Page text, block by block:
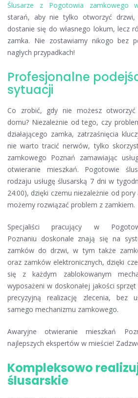
Ślusarze z Pogotowia zamkowego
starań, aby nie tylko otworzyć drzwi,
dostanie się do własnego lokum, lecz
zamka. Nie zostawiamy nikogo bez
nagłych przypadkach!
Profesjonalne
sytuacji
Co zrobić, gdy nie możesz
domu? Niezależnie od tego, czy
działającego zamka, zatrzaśnięcia
nie warto tracić nerwów, tylko
zamkowego Poznań zamawiając
otwieranie mieszkań. Pogotowie
rodzaju usługę ślusarską 7 dni w
24:00), dzięki czemu niezależnie od
możemy rozwiązać problem z zamkiem.
Specjaliści pracujący w
Poznaniu doskonale znają się na
zamków do drzwi, w tym także
oraz zamków elektronicznych, dzięki
się z każdym zablokowanym
wyposażeni w doskonałej jakości
precyzyjną realizację zlecenia, bez
samego mechanizmu zamkowego.
Awaryjne otwieranie mieszkań
najlepszych ekspertów w mieście!
Kompleksowo
ślusarskie